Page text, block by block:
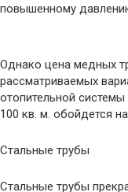
повышенному
Однако цена медных
рассматриваемых
отопительной
100 кв. м. обойдется
Стальные трубы
Стальные трубы